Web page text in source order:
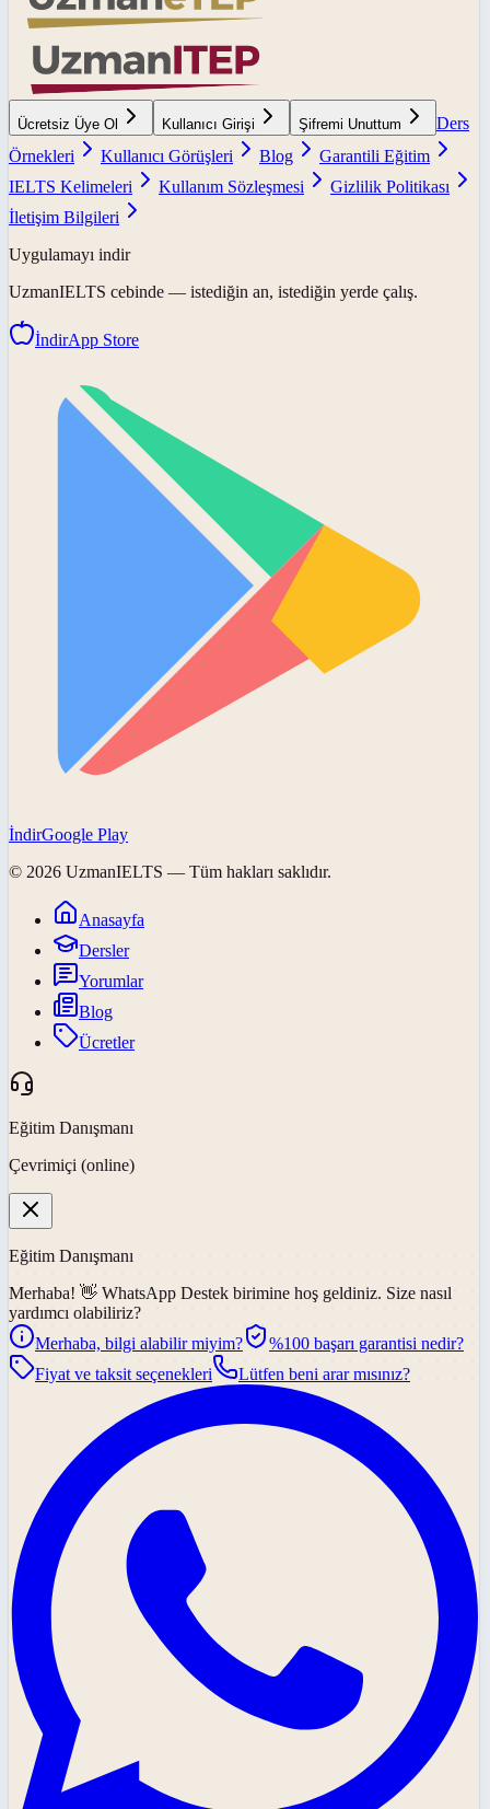
Ücretsiz Üye Ol Kullanıcı Girişi Şifremi Unuttum
Ders
Örnekleri
Kullanıcı Görüşleri Blog
Garantili Eğitim
IELTS Kelimeleri
Kullanım Sözleşmesi
Gizlilik Politikası
İletişim Bilgileri
Uygulamayı indir
UzmanIELTS cebinde — istediğin an, istediğin yerde çalış.
İndirApp Store
İndirGoogle Play
© 2026 UzmanIELTS — Tüm hakları saklıdır.
Anasayfa
Dersler
Yorumlar
Blog
Ücretler
Eğitim Danışmanı
Çevrimiçi (online)
Eğitim Danışmanı
Merhaba! 👋 WhatsApp Destek birimine hoş geldiniz. Size nasıl
yardımcı olabiliriz?
Merhaba, bilgi alabilir miyim?
%100 başarı garantisi nedir?
Fiyat ve taksit seçenekleri
Lütfen beni arar mısınız?